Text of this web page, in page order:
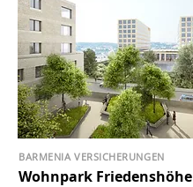
Wohnpark Friedenshöhe
BARMENIA VERSICHERUNGEN